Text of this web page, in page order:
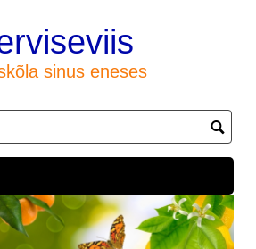
sinus eneses